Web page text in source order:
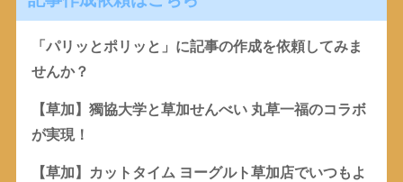
「パリッとポリッと」に記事の作成を依頼してみま
せんか？
【草加】獨協大学と草加せんべい 丸草一福のコラボ
が実現！
【草加】カットタイム ヨーグルト草加店でいつもよ